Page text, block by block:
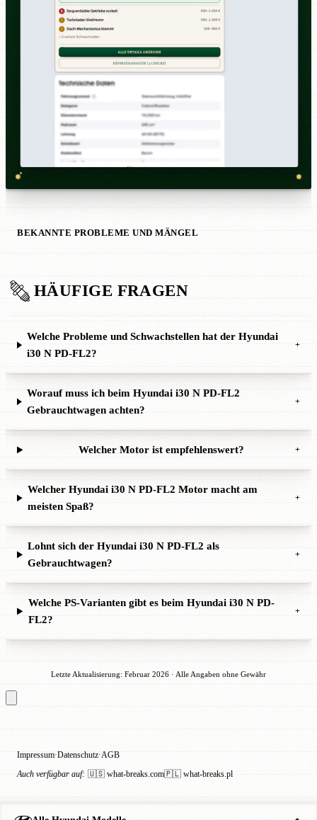
BEKANNTE PROBLEME UND MÄNGEL
HÄUFIGE FRAGEN
Welche Probleme und Schwachstellen hat der Hyundai
i30 N PD-FL2?
+
Worauf muss ich beim Hyundai i30 N PD-FL2
Gebrauchtwagen achten?
+
Welcher Motor ist empfehlenswert? +
Welcher Hyundai i30 N PD-FL2 Motor macht am
meisten Spaß?
+
Lohnt sich der Hyundai i30 N PD-FL2 als
Gebrauchtwagen?
+
Welche PS-Varianten gibt es beim Hyundai i30 N PD-
FL2?
+
Letzte Aktualisierung: Februar 2026 · Alle Angaben ohne Gewähr
Impressum·Datenschutz·AGB
Auch verfügbar auf: 🇺🇸 what-breaks.com🇵🇱 what-breaks.pl